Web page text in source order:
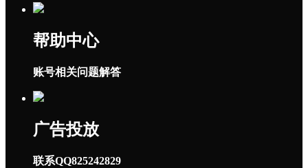
帮助中心
账号相关问题解答
广告投放
联系QQ825242829